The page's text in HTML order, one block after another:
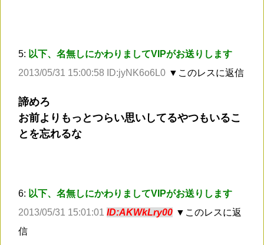
5: 以下、名無しにかわりましてVIPがお送りします
2013/05/31 15:00:58 ID:jyNK6o6L0 ▼このレスに返信
諦めろ
お前よりもっとつらい思いしてるやつもいるこ
とを忘れるな
6: 以下、名無しにかわりましてVIPがお送りします
2013/05/31 15:01:01 ID:AKWkLry00 ▼このレスに返
信